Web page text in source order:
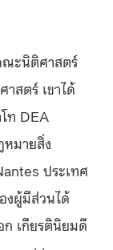
ะนิติศาสตร์
สตร์ เขาได้
ท DEA
มายสิ่ง
ประเทศ
งผู้มีส่วนได้
ก เกียรตินิยมดี